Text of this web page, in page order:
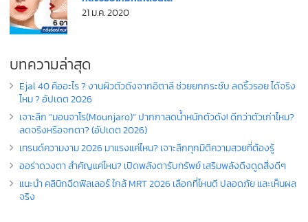
21 ม.ค. 2020
บทความล่าสุด
Ejal 40 คืออะไร ? งานผิวตัวดังจากอิตาลี ช่วยยกกระชับ ลดริ้วรอย ได้จริง
ไหม ? อัปเดต 2026
เจาะลึก “มอนจาโร(Mounjaro)” ปากกาลดน้ำหนักตัวดัง! ดีกว่าตัวเก่าไหม?
ลดจริงหรือจกตา? (อัปเดต 2026)
เทรนด์ความงาม 2026 มาแรงแค่ไหน? เจาะลึกทุกมิติความสวยที่ต้องรู้
ออร่าดวงตา สำคัญแค่ไหน? เปิดพลังตารับทรัพย์ เสริมพลังดึงดูดสิ่งดีๆ
แนะนำ คลินิกฉีดฟิลเลอร์ ใกล้ MRT 2026 เลือกที่ไหนดี ปลอดภัย และเห็นผล
จริง